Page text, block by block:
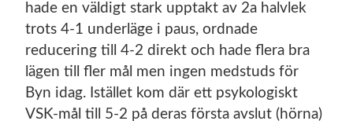
hade en väldigt stark upptakt av 2a halvlek
trots 4-1 underläge i paus, ordnade
reducering till 4-2 direkt och hade flera bra
lägen till fler mål men ingen medstuds för
Byn idag. Istället kom där ett psykologiskt
VSK-mål till 5-2 på deras första avslut (hörna)